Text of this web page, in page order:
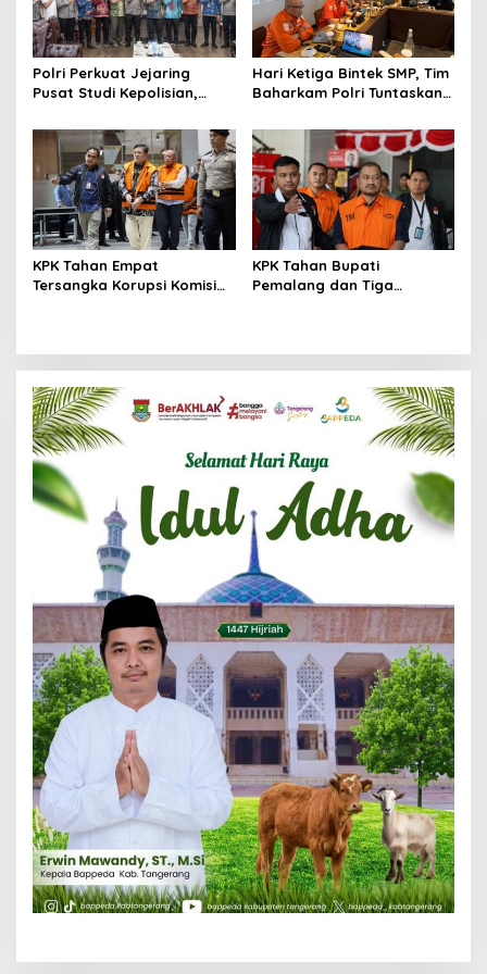
Polri Perkuat Jejaring
Pusat Studi Kepolisian,
Kebijakan dan Inovasi
Hari Ketiga Bintek SMP, Tim
Baharkam Polri Tuntaskan
Pengamanan Pertamina
Patra Niaga Jabar
KPK Tahan Empat
Tersangka Korupsi Komisi
KPK Tahan Bupati
Pemalang dan Tiga